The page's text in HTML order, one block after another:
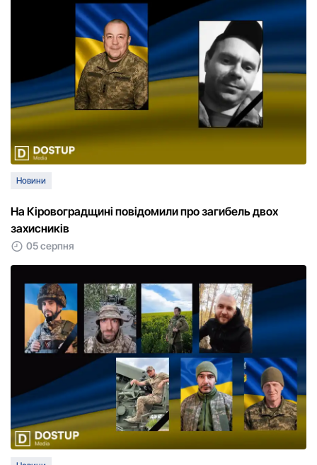
Новини
На Кіровоградщині повідомили про загибель двох
захисників
05 серпня